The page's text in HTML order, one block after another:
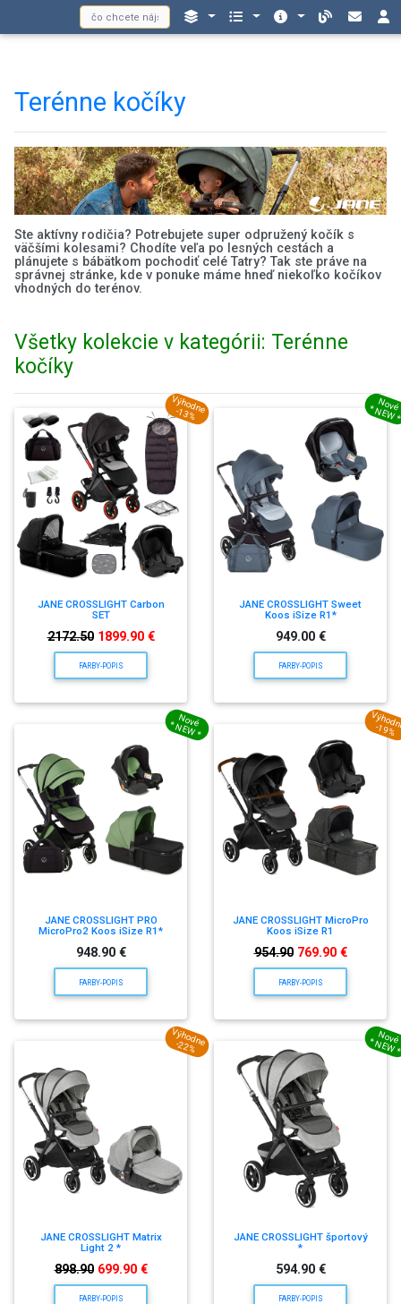
Terénne kočíky
Ste aktívny rodičia? Potrebujete super odpružený kočík s
väčšími kolesami? Chodíte veľa po lesných cestách a
plánujete s bábätkom pochodiť celé Tatry? Tak ste práve na
správnej stránke, kde v ponuke máme hneď niekoľko kočíkov
vhodných do terénov.
Všetky kolekcie v kategórii: Terénne
kočíky
JANE CROSSLIGHT Carbon
SET
2172.50 1899.90 €
FARBY-POPIS
Výhodne
-13%
JANE CROSSLIGHT Sweet
Koos iSize R1*
949.00 €
FARBY-POPIS
Nové
* NEW
JANE CROSSLIGHT PRO
MicroPro2 Koos iSize R1*
948.90 €
FARBY-POPIS
Nové
* NEW *
JANE CROSSLIGHT MicroPro
Koos iSize R1
954.90 769.90 €
FARBY-POPIS
-19%
JANE CROSSLIGHT Matrix
Light 2 *
898.90 699.90 €
FARBY-POPIS
Výhodne
-22%
JANE CROSSLIGHT športový
*
594.90 €
FARBY-POPIS
Nové
* NEW